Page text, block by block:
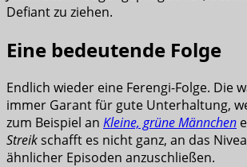
Defiant zu ziehen.
Eine bedeutende Folge
Endlich wieder eine Ferengi-Folge. Die
immer Garant für gute Unterhaltung,
zum Beispiel an Kleine, grüne Männchen
Streikschafft es nicht ganz, an das
ähnlicher Episoden anzuschließen.